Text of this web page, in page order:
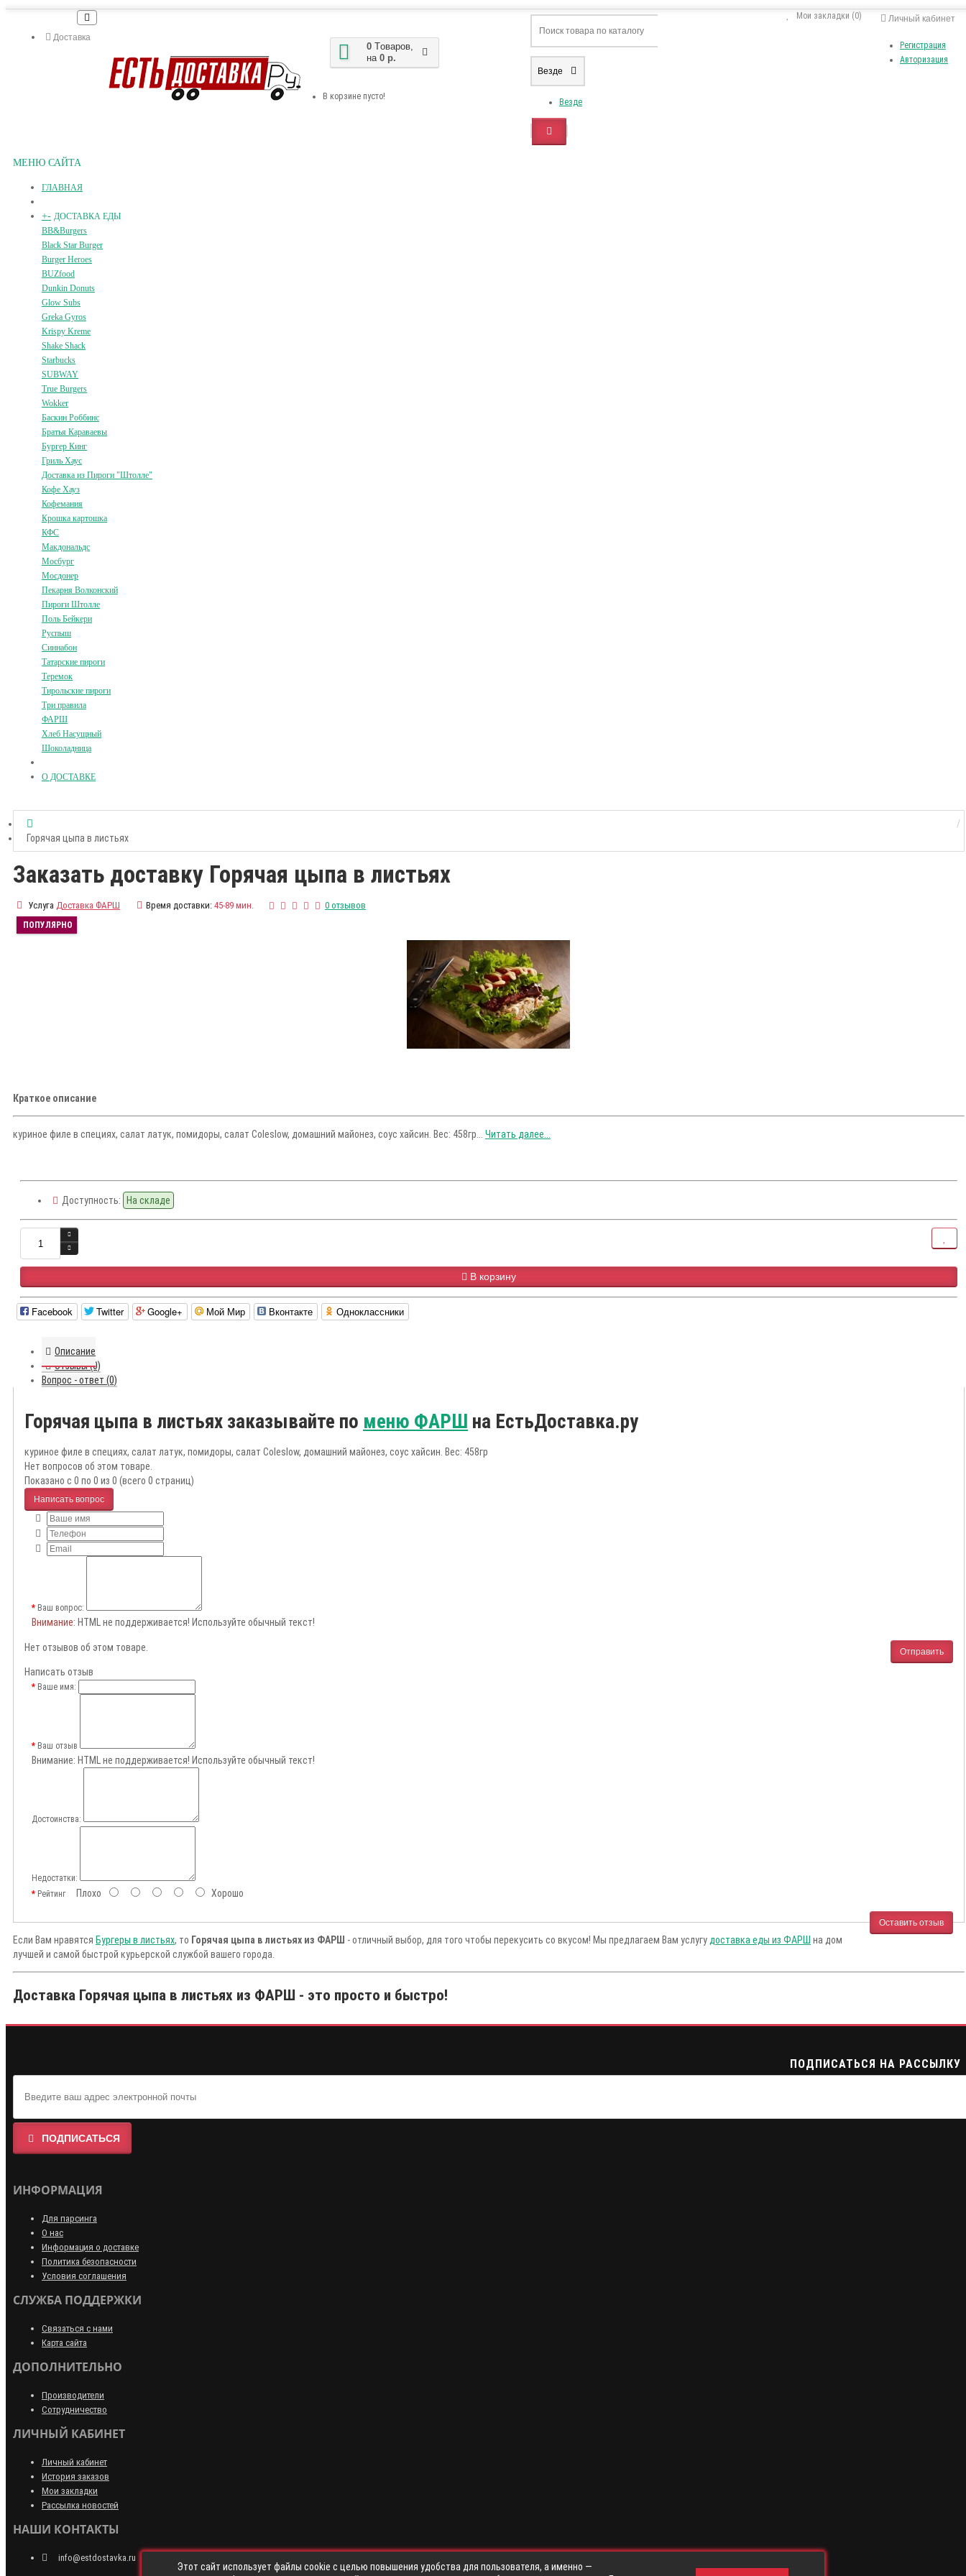
Доставка
Личный кабинет
Регистрация
Авторизация
Мои закладки (0)
0 Tоваров,
на 0 р.
В корзине пусто!
Везде
Везде
МЕНЮ САЙТА
ГЛАВНАЯ
+- ДОСТАВКА ЕДЫ
BB&Burgers
Black Star Burger
Burger Heroes
BUZfood
Dunkin Donuts
Glow Subs
Greka Gyros
Krispy Kreme
Shake Shack
Starbucks
SUBWAY
True Burgers
Wokker
Баскин Роббинс
Братья Караваевы
Бургер Кинг
Гриль Хаус
Доставка из Пироги "Штолле"
Кофе Хауз
Кофемания
Крошка картошка
КФС
Макдональдс
Мосбург
Мосдонер
Пекарня Волконский
Пироги Штолле
Поль Бейкери
Руспыш
Синнабон
Татарские пироги
Теремок
Тирольские пироги
Три правила
ФАРШ
Хлеб Насущный
Шоколадница
О ДОСТАВКЕ
Горячая цыпа в листьях
Заказать доставку Горячая цыпа в листьях
Услуга Доставка ФАРШ Время доставки: 45-89 мин. 0 отзывов
ПОПУЛЯРНО
Краткое описание
куриное филе в специях, салат латук, помидоры, салат Coleslow, домашний майонез, соус хайсин. Вес: 458гр... Читать далее...
Доступность: На складе
В корзину
Facebook Twitter Google+ Мой Мир Вконтакте Одноклассники
Описание
Отзывы (0)
Вопрос - ответ (0)
Горячая цыпа в листьях заказывайте по меню ФАРШ на ЕстьДоставка.ру
куриное филе в специях, салат латук, помидоры, салат Coleslow, домашний майонез, соус хайсин. Вес: 458гр
Нет вопросов об этом товаре.
Показано с 0 по 0 из 0 (всего 0 страниц)
Написать вопрос
Ваш вопрос:
Внимание: HTML не поддерживается! Используйте обычный текст!
Отправить
Нет отзывов об этом товаре.
Написать отзыв
Ваше имя:
Ваш отзыв
Внимание: HTML не поддерживается! Используйте обычный текст!
Достоинства:
Недостатки:
РейтингПлохо Хорошо
Оставить отзыв
Если Вам нравятся Бургеры в листьях, то Горячая цыпа в листьях из ФАРШ - отличный выбор, для того чтобы перекусить со вкусом! Мы предлагаем Вам услугу доставка еды из ФАРШ на дом
лучшей и самой быстрой курьерской службой вашего города.
Доставка Горячая цыпа в листьях из ФАРШ - это просто и быстро!
ПОДПИСАТЬСЯ НА РАССЫЛКУ
ПОДПИСАТЬСЯ
ИНФОРМАЦИЯ
Для парсинга
О нас
Информация о доставке
Политика безопасности
Условия соглашения
СЛУЖБА ПОДДЕРЖКИ
Связаться с нами
Карта сайта
ДОПОЛНИТЕЛЬНО
Производители
Сотрудничество
ЛИЧНЫЙ КАБИНЕТ
Личный кабинет
История заказов
Мои закладки
Рассылка новостей
НАШИ КОНТАКТЫ
info@estdostavka.ru
Этот сайт использует файлы cookie с целью повышения удобства для пользователя, а именно —